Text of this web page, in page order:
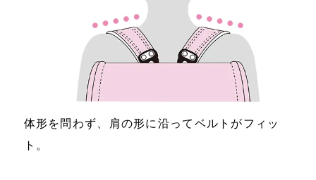
体形を問わず、肩の形に沿ってベルトがフィッ
ト。